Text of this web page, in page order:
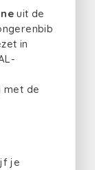
uit de
in
met de
je